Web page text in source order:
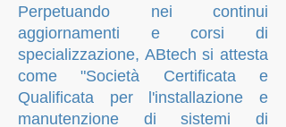
Perpetuando nei continui
aggiornamenti e corsi di
specializzazione, ABtech si attesta
come "Società Certificata e
Qualificata per l'installazione e
manutenzione di sistemi di